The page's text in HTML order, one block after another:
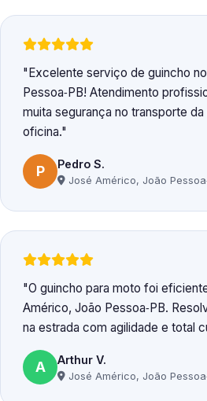
Excelente serviço de guincho
Pessoa‑PB! Atendimento
muita segurança no transporte
oficina.
P Pedro S.
José Américo, João
O guincho para moto foi
Américo, João Pessoa‑PB.
na estrada com agilidade e total
A Arthur V.
José Américo, João